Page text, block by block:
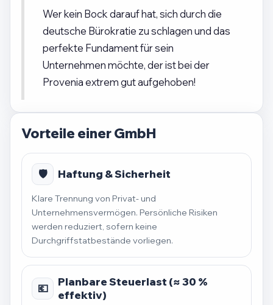
Wer kein Bock darauf hat, sich durch die
deutsche Bürokratie zu schlagen und das
perfekte Fundament für sein
Unternehmen möchte, der ist bei der
Provenia extrem gut aufgehoben!
Vorteile einer GmbH
🛡️ Haftung & Sicherheit
Klare Trennung von Privat- und
Unternehmensvermögen. Persönliche Risiken
werden reduziert, sofern keine
Durchgriffstatbestände vorliegen.
💶
Planbare Steuerlast (≈ 30 %
effektiv)